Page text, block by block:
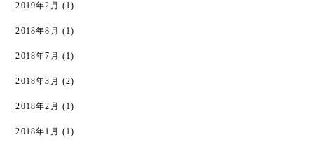
2019年2月 (1)
2018年8月 (1)
2018年7月 (1)
2018年3月 (2)
2018年2月 (1)
2018年1月 (1)